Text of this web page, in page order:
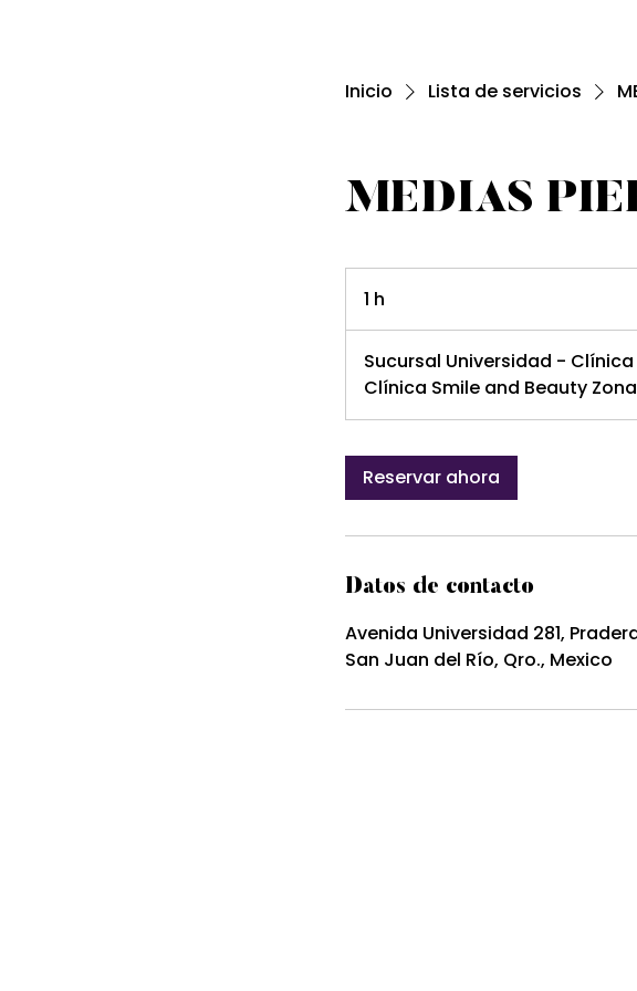
Inicio Lista de servicios
MEDIAS
1 h
Sucursal Universidad -
Clínica Smile and Beauty
Reservar ahora
Datos de contacto
Avenida Universidad 281,
San Juan del Río, Qro., Mexico